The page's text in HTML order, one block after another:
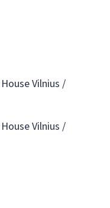
Vilnius /
Vilnius /